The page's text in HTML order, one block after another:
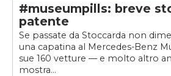
#museumpills: breve
patente
Se passate da Stoccarda non
una capatina al Mercedes-Benz
sue 160 vetture — e molto altro
mostra...